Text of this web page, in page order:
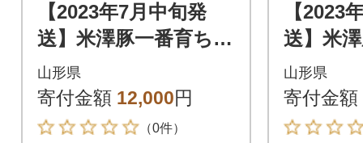
【2023年7月中旬発
送】米澤豚一番育ち
【豚ロース味噌漬10
枚】
山形県
寄付金額 12,000円
（0件）
【2023
送】米
【豚ロ
枚】
山形県
寄付金額